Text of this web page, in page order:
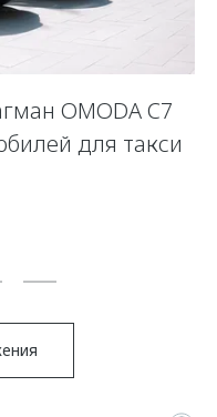
OMODA C7
для такси